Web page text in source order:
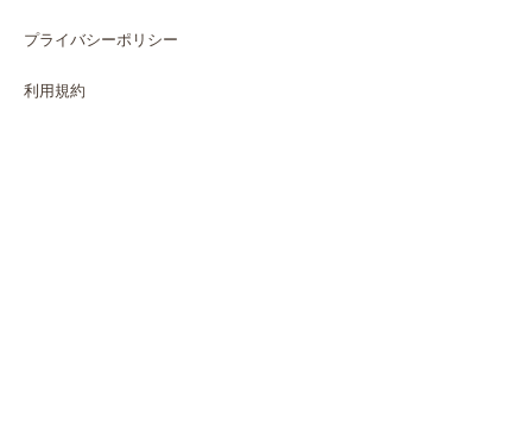
プライバシーポリシー
利用規約